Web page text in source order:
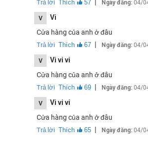
Ở mặt sau có một lớp vỏ bóng
Trả lời Thích 57 | Ngày đăng: 04/
V
Vi
Cửa hàng của anh ở đâu
Trả lời Thích 67 | Ngày đăng: 04/
V
Vi vi vi
Cửa hàng của anh ở đâu
Trả lời Thích 69 | Ngày đăng: 04/
V
Vi vi vi
Cửa hàng của anh ở đâu
Trả lời Thích 65 | Ngày đăng: 04/